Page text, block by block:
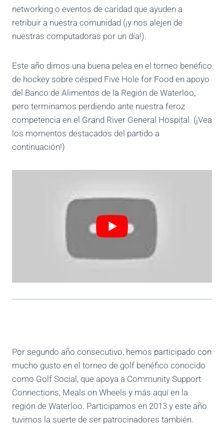
networking o eventos de caridad que ayuden a
retribuir a nuestra comunidad (¡y nos alejen de
nuestras computadoras por un día!).
Este año dimos una buena pelea en el torneo benéfico
de hockey sobre césped Five Hole for Food en apoyo
del Banco de Alimentos de la Región de Waterloo,
pero terminamos perdiendo ante nuestra feroz
competencia en el Grand River General Hospital. (¡Vea
los momentos destacados del partido a
continuación!)
Por segundo año consecutivo, hemos participado con
mucho gusto en el torneo de golf benéfico conocido
como Golf Social, que apoya a Community Support
Connections, Meals on Wheels y más aquí en la
región de Waterloo. Participamos en 2013 y este año
tuvimos la suerte de ser patrocinadores también.